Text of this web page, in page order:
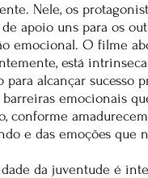
Nele, os
de apoio uns para os
emocional. O filme
está
para alcançar sucesso
emocionais
conforme
e das emoções que
da juventude é